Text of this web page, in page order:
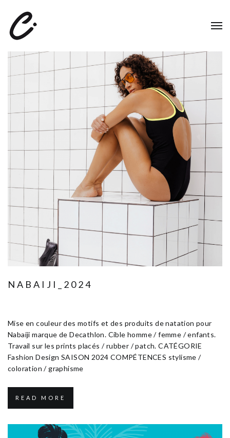
NABAIJI_2024
Mise en couleur des motifs et des produits de natation pour
Nabaiji marque de Decathlon. Cible homme / femme / enfants.
Travail sur les prints placés / rubber / patch. CATÉGORIE
Fashion Design SAISON 2024 COMPÉTENCES stylisme /
coloration / graphisme
READ MORE